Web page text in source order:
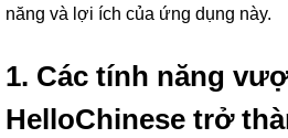
năng và lợi ích của ứng dụng này.
1. Các tính năng
HelloChinese trở